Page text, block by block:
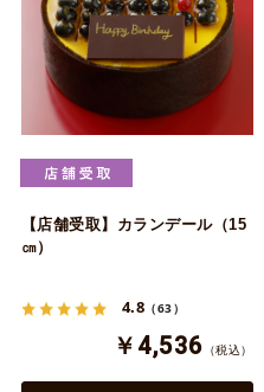
【店舗受取】カランデール（15
㎝）
4.8 （63）
￥4,536 （税込）